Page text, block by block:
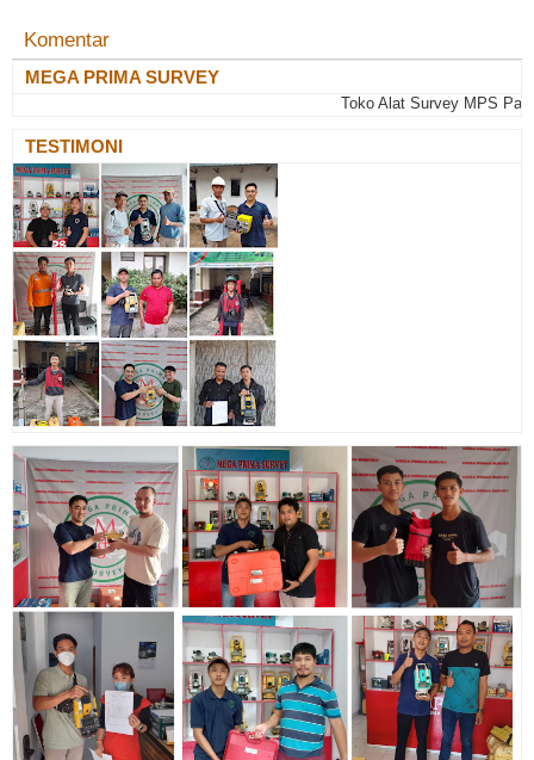
Komentar
MEGA PRIMA SURVEY
Toko Alat Survey MPS
TESTIMONI